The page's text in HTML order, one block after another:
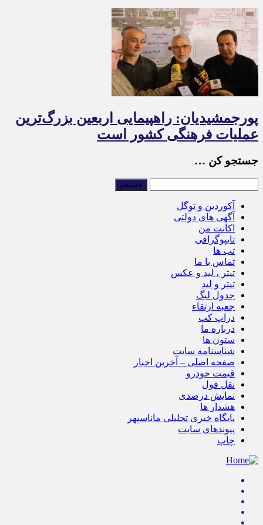
پورجمشیدیان: راهپیمایی اربعین بزرگ‌ترین
عملیات فرهنگی کشور است
جستجو کن …
آکوردین و توگل
آگهی های دولتی
اکانت من
تایپوگرافی
تب ها
تماس با ما
تیتر ، لید و عکس
تیتر و لید
جدول لیگ
جعبه ارتقاء
دراپ کپ
درباره ما
ستون ها
شناسنامه سایت
صفحه اصلی – آخرین اخبار
قیمت خودرو
نقل قول
نمایش درصدی
هشدار ها
پایگاه خبری تحلیلی ماناسپهر
پیوندهای سایت
چاپ